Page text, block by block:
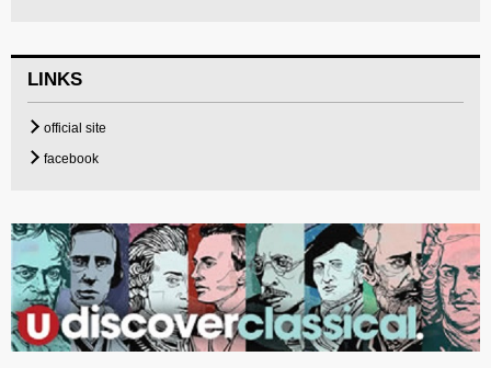
LINKS
official site
facebook